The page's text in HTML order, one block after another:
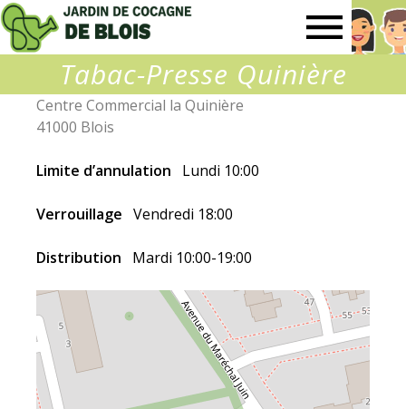
de
Tabac-Presse Quinière
Centre Commercial la Quinière
41000 Blois
Limite d’annulation Lundi 10:00
Verrouillage Vendredi 18:00
Distribution Mardi 10:00-19:00